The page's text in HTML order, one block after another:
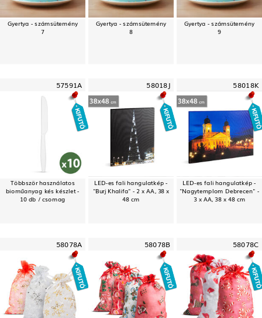
Gyertya - számsütemény
7
Gyertya - számsütemény
8
Gyertya - számsütemény
9
57591A
Többször használatos
bioműanyag kés készlet -
10 db / csomag
58018J
LED-es fali hangulatkép -
"Burj Khalifa" - 2 x AA, 38 x
48 cm
58018K
LED-es fali hangulatkép -
"Nagytemplom Debrecen" -
3 x AA, 38 x 48 cm
58078A 58078B 58078C